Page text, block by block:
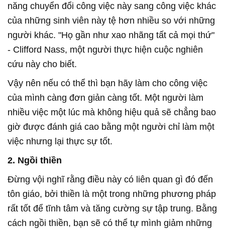
năng chuyển đổi công việc này sang công việc khác
của những sinh viên này tệ hơn nhiều so với những
người khác. "Họ gần như xao nhãng tất cả mọi thứ"
- Clifford Nass, một người thực hiện cuộc nghiên
cứu này cho biết.
Vậy nên nếu có thể thì bạn hãy làm cho công việc
của mình càng đơn giản càng tốt. Một người làm
nhiều việc một lúc mà không hiệu quả sẽ chẳng bao
giờ được đánh giá cao bằng một người chỉ làm một
việc nhưng lại thực sự tốt.
2. Ngồi thiền
Đừng vội nghĩ rằng điều này có liên quan gì đó đến
tôn giáo, bởi thiền là một trong những phương pháp
rất tốt để tĩnh tâm và tăng cường sự tập trung. Bằng
cách ngồi thiền, bạn sẽ có thể tự mình giảm những